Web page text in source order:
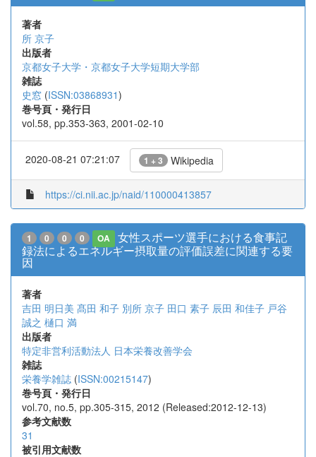
著者
所 京子
出版者
京都女子大学・京都女子大学短期大学部
雑誌
史窓 (ISSN:03868931)
巻号頁・発行日
vol.58, pp.353-363, 2001-02-10
2020-08-21 07:21:07 1 + 3 Wikipedia
https://ci.nii.ac.jp/naid/110000413857
1 0 0 0 OA
女性スポーツ選手における食事記
録法によるエネルギー摂取量の評価誤差に関連する要
因
著者
吉田 明日美 髙田 和子 別所 京子 田口 素子 辰田 和佳子 戸谷
誠之 樋口 満
出版者
特定非営利活動法人 日本栄養改善学会
雑誌
栄養学雑誌 (ISSN:00215147)
巻号頁・発行日
vol.70, no.5, pp.305-315, 2012 (Released:2012-12-13)
参考文献数
31
被引用文献数